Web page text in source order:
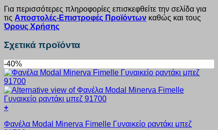
Για περισσότερες πληροφορίες επισκεφθείτε την σελίδα για
τις Αποστολές-Επιστροφές Προϊόντων καθώς και τους
Όρους Χρήσης
Σχετικά προϊόντα
-40%
+
το
Φανέλα Modal Minerva Fimelle Γυναικείο ραντάκι μπεζ